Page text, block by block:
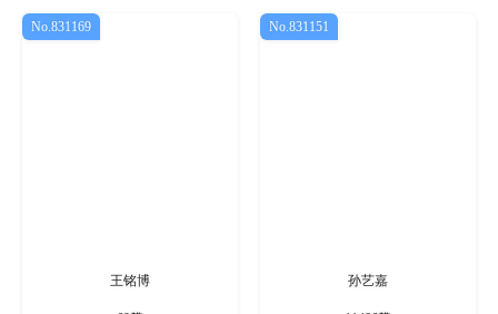
王铭博
No.831169
孙艺嘉
No.831151